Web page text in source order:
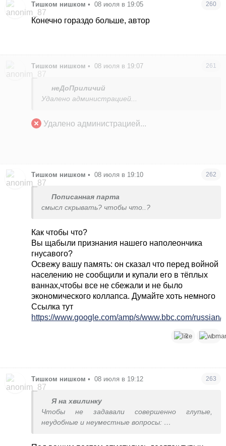
Тишком нишком • 08 июля в 19:05 260
Конечно гораздо больше, автор
Тишком нишком • 08 июля в 19:07 261
неДоПриличий
Удалено администрацией...
Удалено администрацией...
Тишком нишком • 08 июля в 19:10 262
Пописанная парта
смысл скрывать? чтобы что..?
Как чтобы что?
Вы щабыли признания нашего наполеончика
гнусавого?
Освежу вашу память: он сказал что перед войной
населению не сообщили и купали его в тёплых
ваннах,чтобы все не сбежали и не было
экономического коллапса. Думайте хоть немного
Ссылка тут
https://www.google.com/amp/s/www.bbc.com/russian/
2 1
Тишком нишком • 08 июля в 19:12 263
Я на хвилинку
Чтобы не задавали совершенно глупые,
неудобные и неуместные вопросы:
2) Почему на пятом году войны нет ПРО вообще,